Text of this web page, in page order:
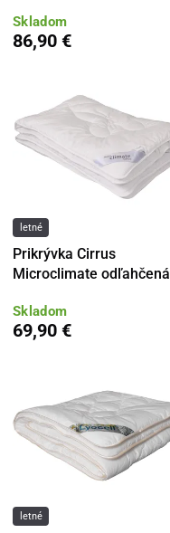
Skladom
86,90 €
letné
Prikrývka Cirrus
Microclimate odľahčená
Skladom
69,90 €
letné